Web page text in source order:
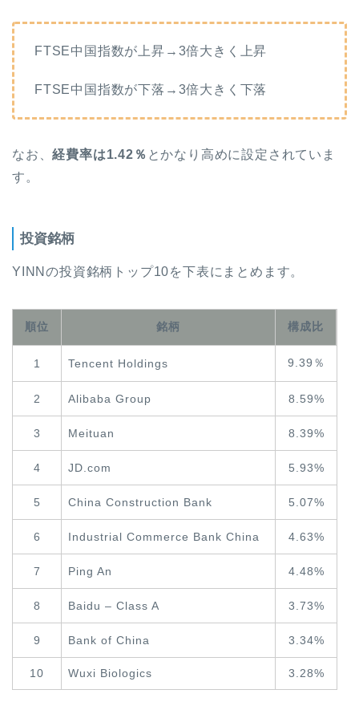
FTSE中国指数が上昇→3倍大きく上昇
FTSE中国指数が下落→3倍大きく下落
なお、経費率は1.42％ とかなり高めに設定されていま
す。
投資銘柄
YINNの投資銘柄トップ10を下表にまとめます。
順位 銘柄 構成比
1 Tencent Holdings 9.39％
2 Alibaba Group 8.59%
3 Meituan 8.39%
4 JD.com 5.93%
5 China Construction Bank 5.07%
6 Industrial Commerce Bank China 4.63%
7 Ping An 4.48%
8 Baidu – Class A 3.73%
9 Bank of China 3.34%
10 Wuxi Biologics 3.28%